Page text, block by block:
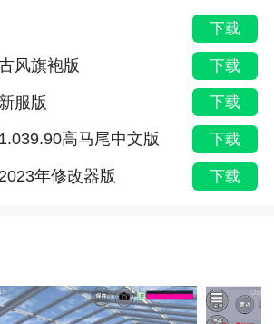
下载
风旗袍版 下载
服版 下载
高马尾中文版 下载
年修改器版 下载